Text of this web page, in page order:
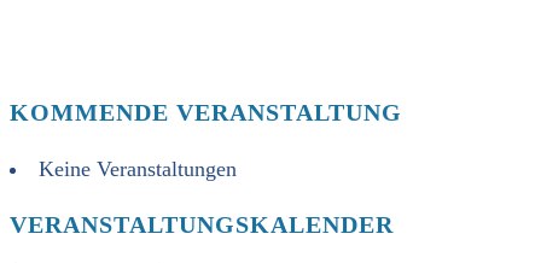
KOMMENDE VERANSTALTUNG
Keine Veranstaltungen
VERANSTALTUNGSKALENDER